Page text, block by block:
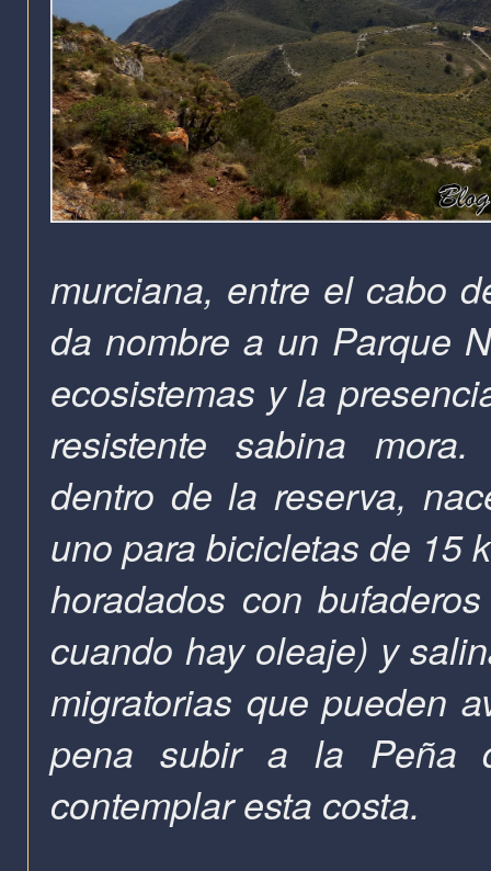
murciana, entre el cabo
da nombre a un Parque
ecosistemas y la
resistente sabina
dentro de la reserva,
uno para bicicletas de 15
horadados con
cuando hay oleaje) y
migratorias que pueden
pena subir a la Peña
contemplar esta costa.